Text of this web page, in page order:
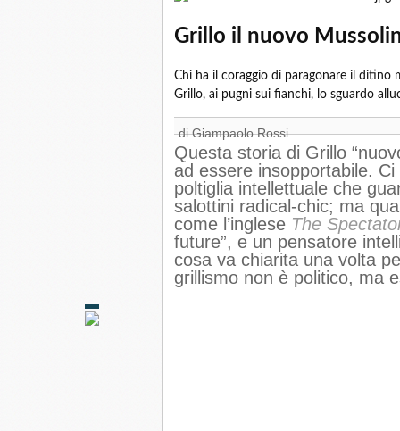
Grillo il nuovo
Chi ha il coraggio di paragonare il ditino
Grillo, ai pugni sui fianchi, lo sguardo
di Giampaolo Rossi
Questa storia di Grillo
ad essere insopportabile.
poltiglia intellettuale che
salottini radical-chic; ma
come l’inglese The
future”, e un pensatore
cosa va chiarita una volta
grillismo non è politico, ma